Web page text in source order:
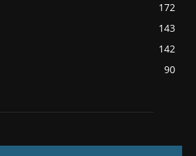
172
143
142
90